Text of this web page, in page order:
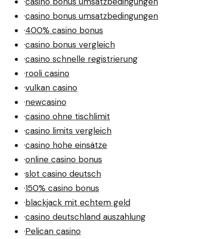
·casino bonus umsatzbedingungen
·400% casino bonus
·casino bonus vergleich
·casino schnelle registrierung
·rooli casino
·vulkan casino
·newcasino
·casino ohne tischlimit
·casino limits vergleich
·casino hohe einsätze
·online casino bonus
·slot casino deutsch
·150% casino bonus
·blackjack mit echtem geld
·casino deutschland auszahlung
·Pelican casino